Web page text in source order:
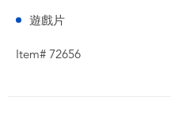
遊戲片
Item# 72656